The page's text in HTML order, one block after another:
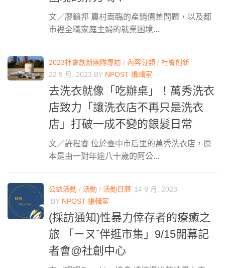
文／廖鎮邦 農村面臨的產銷價差問題，以及都
市裡全職家庭主婦的就業困境...
2023社會創新團隊專訪 / 內容分類 / 社會創新
22 9 月, 2023 BY NPOST 編輯室
去洗衣就像「吃辦桌」！萬秀洗衣
店致力「讓洗衣店不再只是洗衣
店」打破一成不變的銀髮日常
文／許程睿 位於臺中市后里的萬秀洗衣店，原
本是由一對年逾八十歲的阿公...
公益活動 / 活動 / 活動日曆 14 9 月, 2023
BY NPOST 編輯室
(採訪通知)性暴力倖存者的療癒之
旅 「ㄧㄡˇ伴逛市集」9/15開幕記
者會@社創中心